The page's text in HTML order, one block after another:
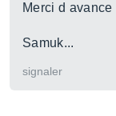
Merci d avance
Samuk...
signaler